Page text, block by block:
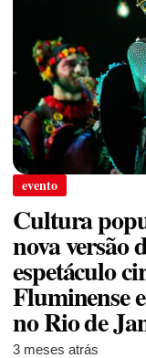
evento
Cultura
nova versão
espetáculo
Fluminense
no Rio de
3 meses atrás